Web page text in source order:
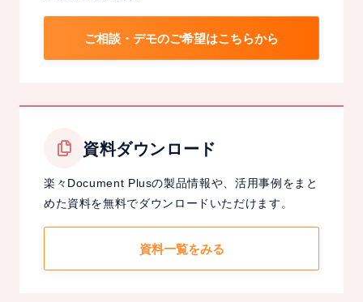
ご相談・デモのご希望はこちらから
資料ダウンロード
楽々Document Plusの製品情報や、活用事例をまと
めた資料を無料でダウンロードいただけます。
資料一覧をみる